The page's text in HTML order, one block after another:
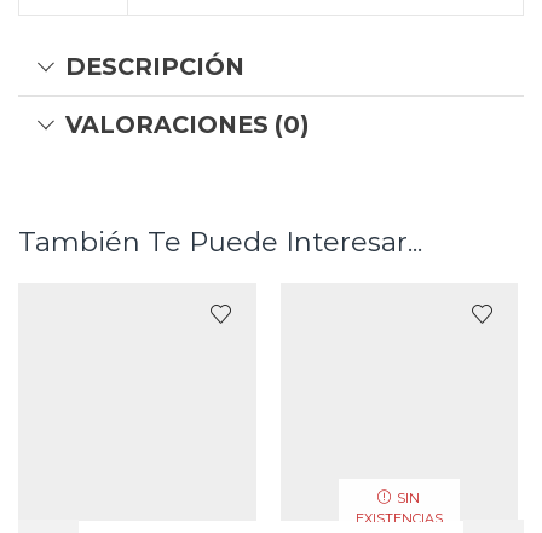
DESCRIPCIÓN
VALORACIONES (0)
También Te Puede Interesar...
SIN
EXISTENCIAS